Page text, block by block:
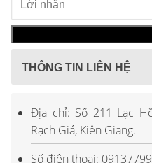
THÔNG TIN LIÊN HỆ
Địa chỉ: Số 211 Lạc
Rạch Giá, Kiên Giang.
Số điện thoại: